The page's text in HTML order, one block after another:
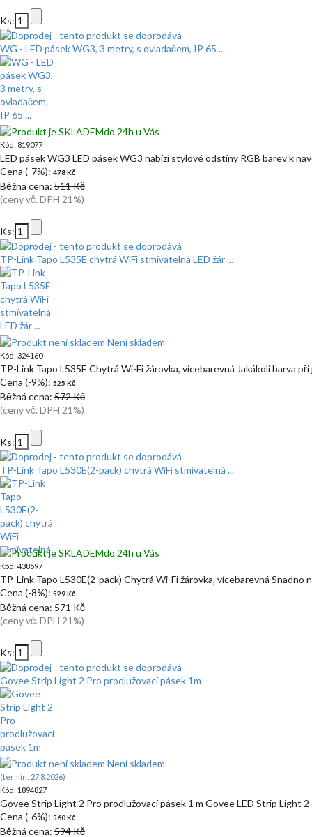
Ks:
WG - LED pásek WG3, 3 metry, s ovladačem, IP 65 ...
do 24h u Vás
Kód: 819077
LED pásek WG3 LED pásek WG3 nabízí stylové odstíny RGB barev k
Cena (-7%): 478 Kč
Běžná cena: 511 Kč
(ceny vč. DPH 21%)
Ks:
TP-Link Tapo L535E chytrá WiFi stmívatelná LED žár ...
Není skladem
Kód: 324160
TP-Link Tapo L535E Chytrá Wi-Fi žárovka, vícebarevná Jakákoli barva
Cena (-9%): 525 Kč
Běžná cena: 572 Kč
(ceny vč. DPH 21%)
Ks:
TP-Link Tapo L530E(2-pack) chytrá WiFi stmívatelná ...
do 24h u Vás
Kód: 438597
TP-Link Tapo L530E(2-pack) Chytrá Wi-Fi žárovka, vícebarevná
Cena (-8%): 529 Kč
Běžná cena: 571 Kč
(ceny vč. DPH 21%)
Ks:
Govee Strip Light 2 Pro prodlužovací pásek 1m
Není skladem
(termín: 27.8.2026)
Kód: 1894827
Govee Strip Light 2 Pro prodlužovací pásek 1 m Govee LED Strip Light
Cena (-6%): 560 Kč
Běžná cena: 594 Kč